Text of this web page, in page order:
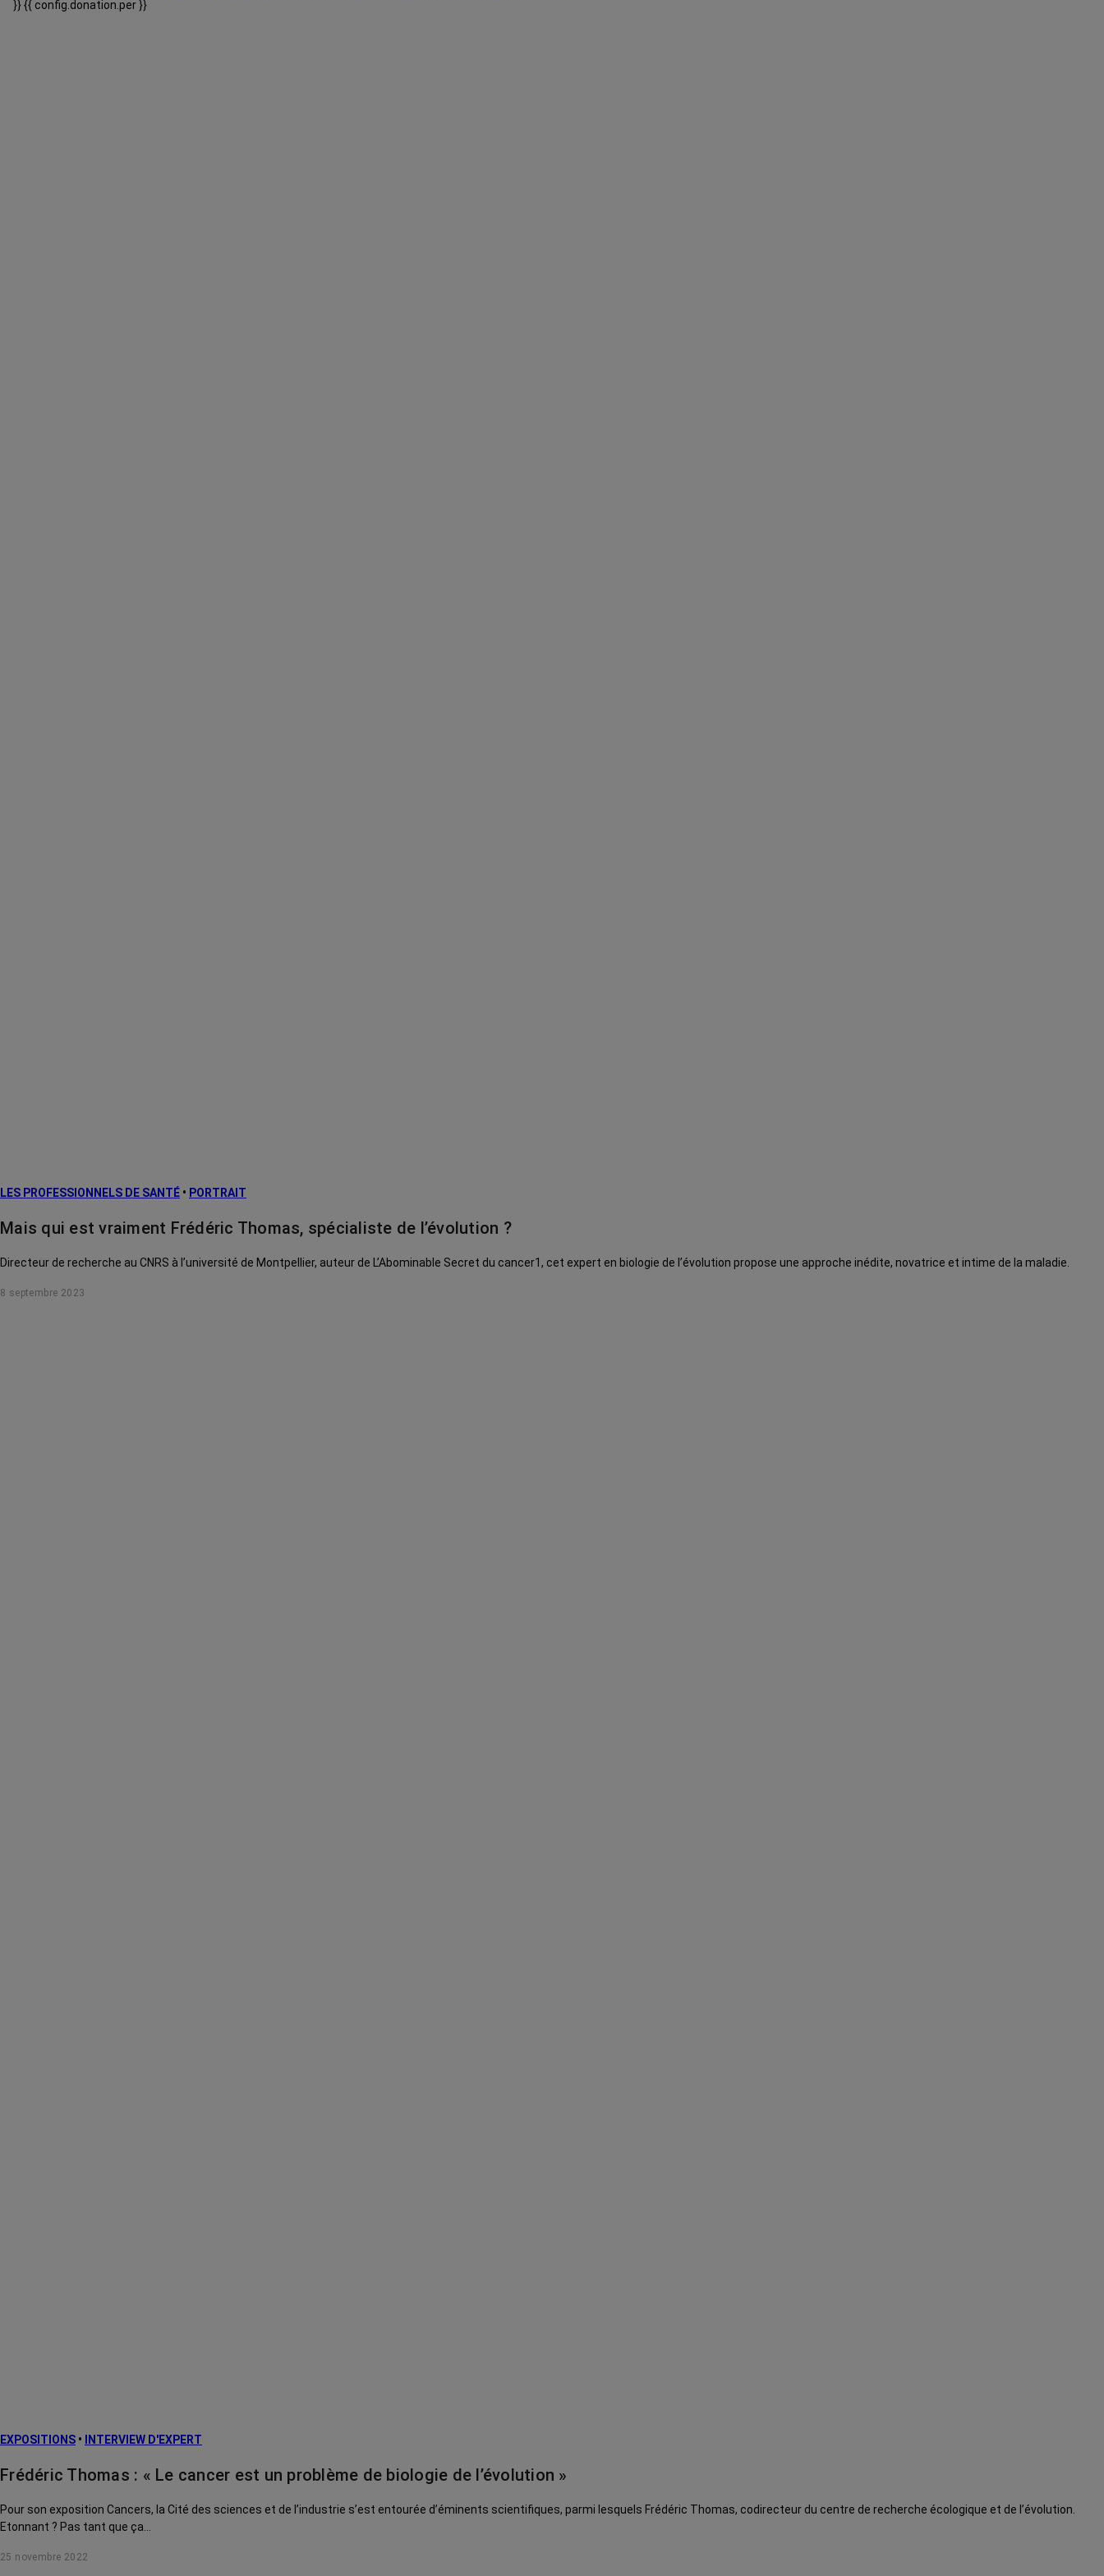
}}{{ config.donation.per }}
LES PROFESSIONNELS DE SANTÉ • PORTRAIT
Mais qui est vraiment Frédéric Thomas, spécialiste de l’évolution ?
Directeur de recherche au CNRS à l’université de Montpellier, auteur de L’Abominable Secret du cancer1, cet expert en biologie de l’évolution propose une approche inédite, novatrice et intime de la maladie.
8 septembre 2023
EXPOSITIONS • INTERVIEW D'EXPERT
Frédéric Thomas : « Le cancer est un problème de biologie de l’évolution »
Pour son exposition Cancers, la Cité des sciences et de l’industrie s’est entourée d’éminents scientifiques, parmi lesquels Frédéric Thomas, codirecteur du centre de recherche écologique et de l’évolution.
Etonnant ? Pas tant que ça…
25 novembre 2022